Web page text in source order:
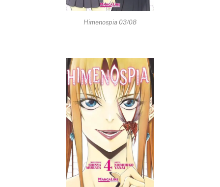
Himenospia 03/08